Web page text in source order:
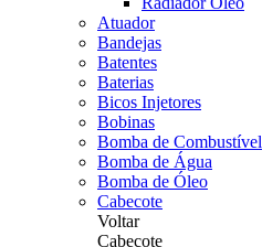
Atuador
Bandejas
Batentes
Baterias
Bicos Injetores
Bobinas
Bomba de Combustível
Bomba de Água
Bomba de Óleo
Cabecote
Voltar
Cabecote